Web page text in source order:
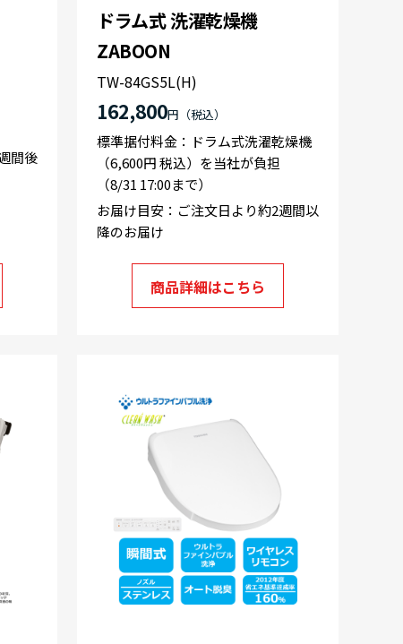
間後
ドラム式 洗濯乾燥機
ZABOON
TW-84GS5L(H)
162,800円
標準据付料金：ドラム式洗濯乾燥機
（6,600円 税込）を当社が負担
（8/31 17:00まで）
お届け目安：ご注文日より約2週間以
降のお届け
商品詳細はこちら